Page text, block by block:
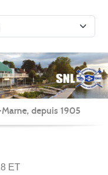
depuis 1905
ET